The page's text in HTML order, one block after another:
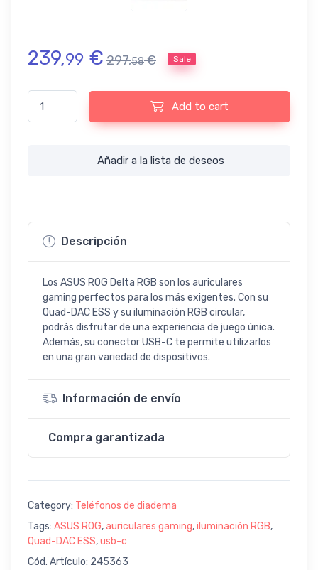
239,99 € 297,58 € Sale
ASUS ROG Delta RGB - Auriculares Gaming con Quad-DAC
Add to cart
Añadir a la lista de deseos
Descripción
Los ASUS ROG Delta RGB son los auriculares
gaming perfectos para los más exigentes. Con su
Quad-DAC ESS y su iluminación RGB circular,
podrás disfrutar de una experiencia de juego única.
Además, su conector USB-C te permite utilizarlos
en una gran variedad de dispositivos.
Información de envío
Compra garantizada
Category: Teléfonos de diadema
Tags: ASUS ROG,auriculares gaming,iluminación RGB,
Quad-DAC ESS,usb-c
Cód. Artículo: 245363